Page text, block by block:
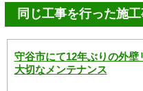
同じ工事を行った施工
守谷市にて12年ぶりの外
大切なメンテナンス